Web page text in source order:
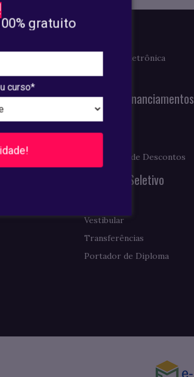
gratuito
curso*
Clipagem Eletrônica
Notícias
Bolsas e Financiamentos
Prouni
Programas de Descontos
Processo Seletivo
Vestibular
Transferências
Portador de Diploma